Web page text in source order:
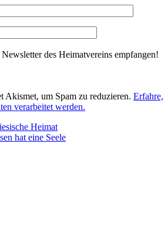
des Heimatvereins empfangen!
Akismet, um Spam zu reduzieren. Erfahre,
verarbeitet werden.
Heimat
hat eine Seele